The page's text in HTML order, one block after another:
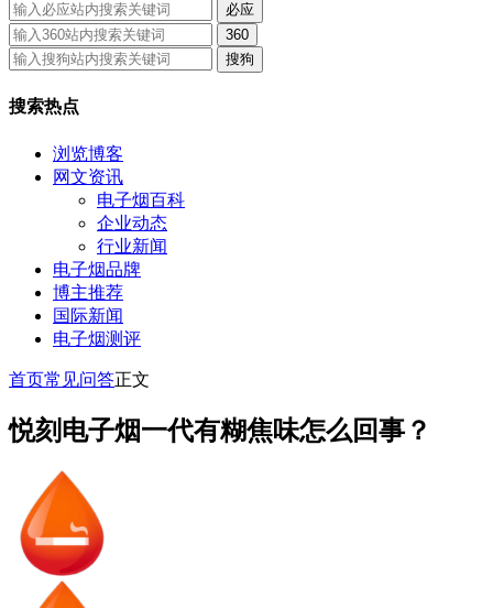
必应
360
搜狗
搜索热点
浏览博客
网文资讯
电子烟百科
企业动态
行业新闻
电子烟品牌
博主推荐
国际新闻
电子烟测评
首页常见问答正文
悦刻电子烟一代有糊焦味怎么回事？